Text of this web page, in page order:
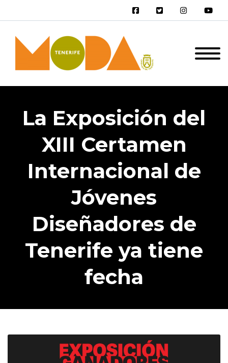
La Exposición del
XIII Certamen
Internacional de
Jóvenes
Diseñadores de
Tenerife ya tiene
fecha